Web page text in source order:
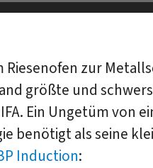
Riesenofen zur
größte und
Ein Ungetüm von
benötigt als seine
Induction: